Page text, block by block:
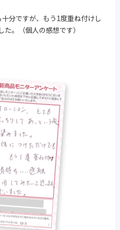
分ですが、もう1度重ね付けし
。（個人の感想です）